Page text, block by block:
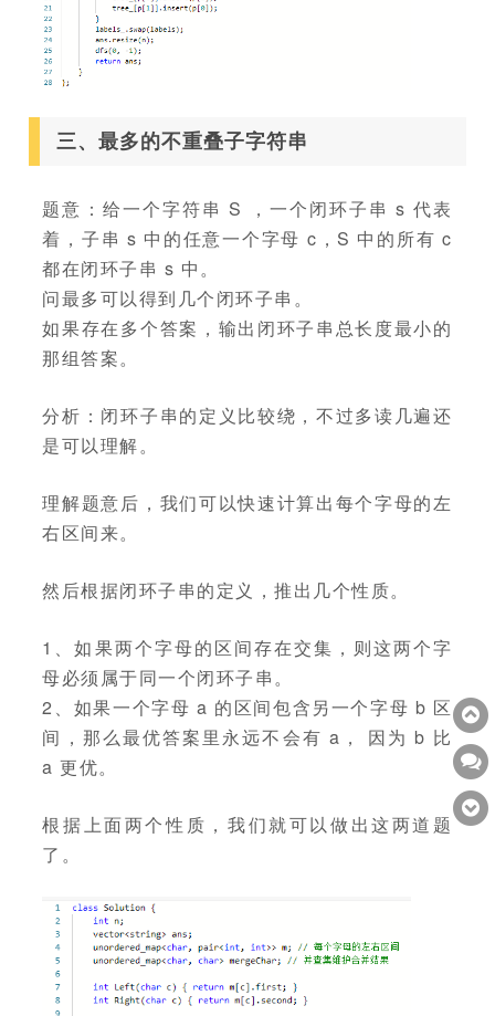
三、最多的不重叠子字符串
题意：给一个字符串 S ，一个闭环子串 s 代表
着，子串 s 中的任意一个字母 c，S 中的所有 c
都在闭环子串 s 中。
问最多可以得到几个闭环子串。
如果存在多个答案，输出闭环子串总长度最小的
那组答案。
分析：闭环子串的定义比较绕，不过多读几遍还
是可以理解。
理解题意后，我们可以快速计算出每个字母的左
右区间来。
然后根据闭环子串的定义，推出几个性质。
1、如果两个字母的区间存在交集，则这两个字
母必须属于同一个闭环子串。
2、如果一个字母 a 的区间包含另一个字母 b 区
间，那么最优答案里永远不会有 a， 因为 b 比
a 更优。
根据上面两个性质，我们就可以做出这两道题
了。